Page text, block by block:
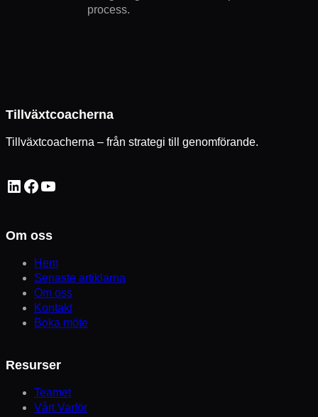
process.
Tillväxtcoacherna
Tillväxtcoacherna – från strategi till genomförande.
LinkedIn Facebook YouTube
Om oss
Hem
Senaste artiklarna
Om oss
Kontakt
Boka möte
Resurser
Teamet
Vårt Varför